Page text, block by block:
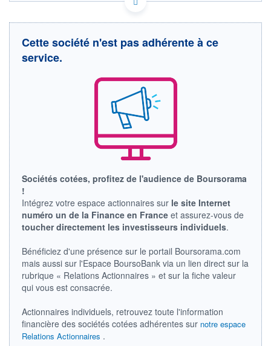
DONNÉES TEMPS DIFFÉRÉ
Cotation sur les autres places
11h55 14h45
CLÔTURE VEILLE
+ HAUT + BAS
VOLUME
1 460 082
CAPITAL ÉCHANGÉ
0,00%
07.08.26 / 15:34:15
LIMITE À LA
BAISSE
0,000
LIMITE À LA
HAUSSE
ESTIMÉ 2026
-
2026
-
DERNIER
Cette société n'est pas adhérente à ce
service.
Sociétés cotées, profitez de l'audience de Boursorama
!
Intégrez votre espace actionnaires sur le site Internet
numéro un de la Finance en France et assurez-vous de
toucher directement les investisseurs individuels.
Bénéficiez d'une présence sur le portail Boursorama.com
mais aussi sur l'Espace BoursoBank via un lien direct sur la
rubrique « Relations Actionnaires » et sur la fiche valeur
qui vous est consacrée.
Actionnaires individuels, retrouvez toute l'information
financière des sociétés cotées adhérentes sur notre espace
Relations Actionnaires .